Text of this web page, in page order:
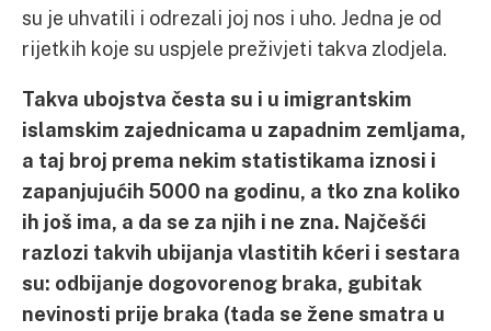
su je uhvatili i odrezali joj nos i uho. Jedna je od
rijetkih koje su uspjele preživjeti takva zlodjela.
Takva ubojstva česta su i u imigrantskim
islamskim zajednicama u zapadnim zemljama,
a taj broj prema nekim statistikama iznosi i
zapanjujućih 5000 na godinu, a tko zna koliko
ih još ima, a da se za njih i ne zna. Najčešći
razlozi takvih ubijanja vlastitih kćeri i sestara
su: odbijanje dogovorenog braka, gubitak
nevinosti prije braka (tada se žene smatra u